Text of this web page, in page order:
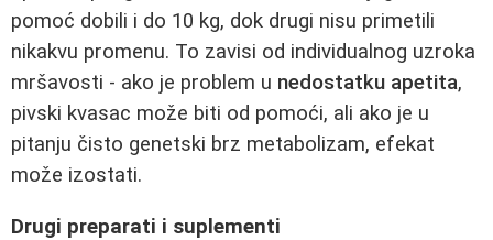
pomoć dobili i do 10 kg, dok drugi nisu primetili
nikakvu promenu. To zavisi od individualnog uzroka
mršavosti - ako je problem u nedostatku apetita,
pivski kvasac može biti od pomoći, ali ako je u
pitanju čisto genetski brz metabolizam, efekat
može izostati.
Drugi preparati i suplementi